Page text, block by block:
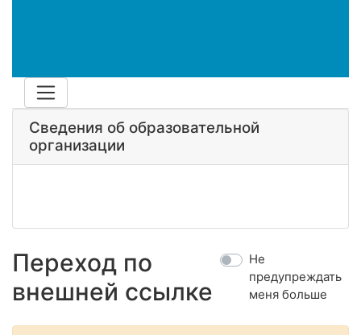
Сведения об образовательной
организации
Переход по
внешней ссылке
Не
предупреждать
меня больше